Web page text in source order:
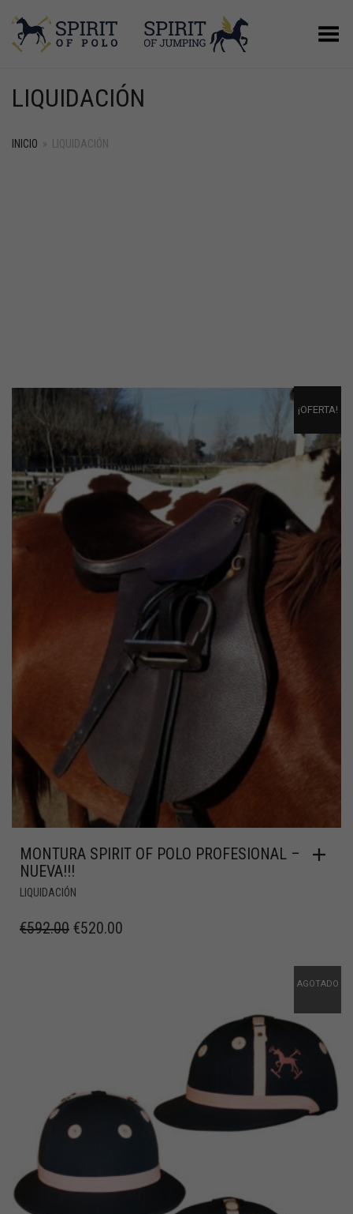
Menú
LIQUIDACIÓN
INICIO » LIQUIDACIÓN
¡OFERTA!
MONTURA SPIRIT OF POLO PROFESIONAL –
NUEVA!!!
LIQUIDACIÓN
€592.00 €520.00
AGOTADO